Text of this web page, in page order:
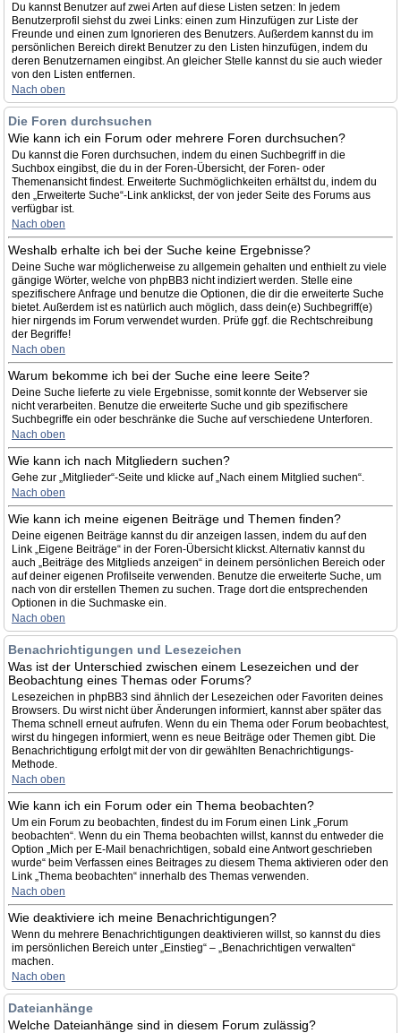
Du kannst Benutzer auf zwei Arten auf diese Listen setzen: In jedem
Benutzerprofil siehst du zwei Links: einen zum Hinzufügen zur Liste der
Freunde und einen zum Ignorieren des Benutzers. Außerdem kannst du im
persönlichen Bereich direkt Benutzer zu den Listen hinzufügen, indem du
deren Benutzernamen eingibst. An gleicher Stelle kannst du sie auch wieder
von den Listen entfernen.
Nach oben
Die Foren durchsuchen
Wie kann ich ein Forum oder mehrere Foren durchsuchen?
Du kannst die Foren durchsuchen, indem du einen Suchbegriff in die
Suchbox eingibst, die du in der Foren-Übersicht, der Foren- oder
Themenansicht findest. Erweiterte Suchmöglichkeiten erhältst du, indem du
den „Erweiterte Suche“-Link anklickst, der von jeder Seite des Forums aus
verfügbar ist.
Nach oben
Weshalb erhalte ich bei der Suche keine Ergebnisse?
Deine Suche war möglicherweise zu allgemein gehalten und enthielt zu viele
gängige Wörter, welche von phpBB3 nicht indiziert werden. Stelle eine
spezifischere Anfrage und benutze die Optionen, die dir die erweiterte Suche
bietet. Außerdem ist es natürlich auch möglich, dass dein(e) Suchbegriff(e)
hier nirgends im Forum verwendet wurden. Prüfe ggf. die Rechtschreibung
der Begriffe!
Nach oben
Warum bekomme ich bei der Suche eine leere Seite?
Deine Suche lieferte zu viele Ergebnisse, somit konnte der Webserver sie
nicht verarbeiten. Benutze die erweiterte Suche und gib spezifischere
Suchbegriffe ein oder beschränke die Suche auf verschiedene Unterforen.
Nach oben
Wie kann ich nach Mitgliedern suchen?
Gehe zur „Mitglieder“-Seite und klicke auf „Nach einem Mitglied suchen“.
Nach oben
Wie kann ich meine eigenen Beiträge und Themen finden?
Deine eigenen Beiträge kannst du dir anzeigen lassen, indem du auf den
Link „Eigene Beiträge“ in der Foren-Übersicht klickst. Alternativ kannst du
auch „Beiträge des Mitglieds anzeigen“ in deinem persönlichen Bereich oder
auf deiner eigenen Profilseite verwenden. Benutze die erweiterte Suche, um
nach von dir erstellen Themen zu suchen. Trage dort die entsprechenden
Optionen in die Suchmaske ein.
Nach oben
Benachrichtigungen und Lesezeichen
Was ist der Unterschied zwischen einem Lesezeichen und der
Beobachtung eines Themas oder Forums?
Lesezeichen in phpBB3 sind ähnlich der Lesezeichen oder Favoriten deines
Browsers. Du wirst nicht über Änderungen informiert, kannst aber später das
Thema schnell erneut aufrufen. Wenn du ein Thema oder Forum beobachtest,
wirst du hingegen informiert, wenn es neue Beiträge oder Themen gibt. Die
Benachrichtigung erfolgt mit der von dir gewählten Benachrichtigungs-
Methode.
Nach oben
Wie kann ich ein Forum oder ein Thema beobachten?
Um ein Forum zu beobachten, findest du im Forum einen Link „Forum
beobachten“. Wenn du ein Thema beobachten willst, kannst du entweder die
Option „Mich per E-Mail benachrichtigen, sobald eine Antwort geschrieben
wurde“ beim Verfassen eines Beitrages zu diesem Thema aktivieren oder den
Link „Thema beobachten“ innerhalb des Themas verwenden.
Nach oben
Wie deaktiviere ich meine Benachrichtigungen?
Wenn du mehrere Benachrichtigungen deaktivieren willst, so kannst du dies
im persönlichen Bereich unter „Einstieg“ – „Benachrichtigen verwalten“
machen.
Nach oben
Dateianhänge
Welche Dateianhänge sind in diesem Forum zulässig?